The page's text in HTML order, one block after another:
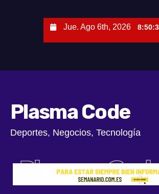
r
Jue. Ago 6th, 2026
Plasma Code
Deportes, Negocios, Tecnología